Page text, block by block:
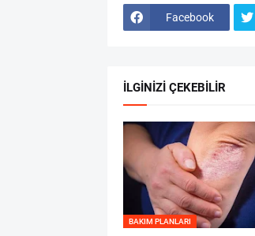
Facebook
İLGİNİZİ ÇEKEBİLİR
BAKIM PLANLARI